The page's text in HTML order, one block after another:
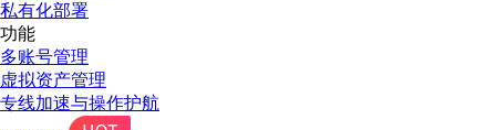
私有化部署
功能
多账号管理
虚拟资产管理
专线加速与操作护航